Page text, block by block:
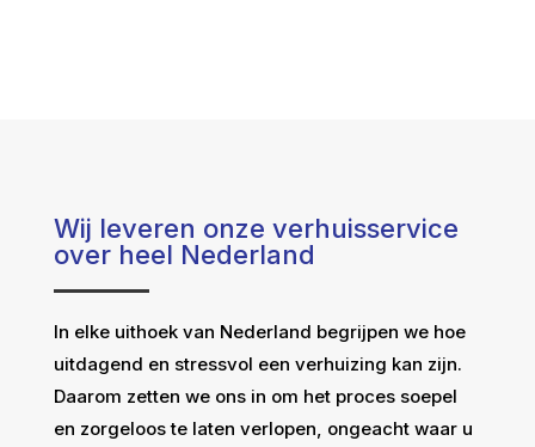
Wij leveren onze verhuisservice
over heel Nederland
In elke uithoek van Nederland begrijpen we hoe
uitdagend en stressvol een verhuizing kan zijn.
Daarom zetten we ons in om het proces soepel
en zorgeloos te laten verlopen, ongeacht waar u